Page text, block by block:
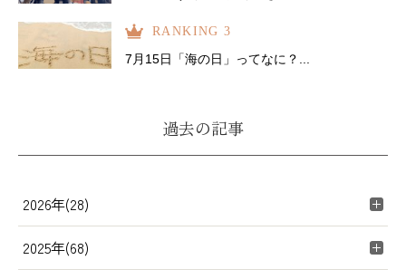
RANKING 3
7月15日「海の日」ってなに？...
過去の記事
2026年(28)
2025年(68)